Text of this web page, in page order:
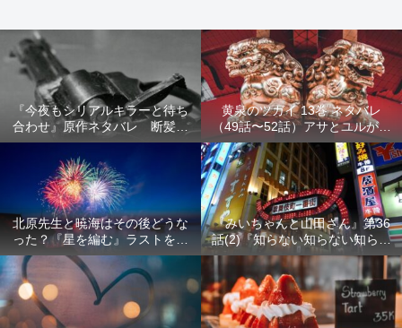
『今夜もシリアルキラーと待ち
合わせ』原作ネタバレ 断髪オ
ブジェ殺人事件 犯人の正体や
結末を解説
黄泉のツガイ 13巻 ネタバレ
（49話〜52話）アサとユルが家
出！西ノ村の真実とヒカルの決
意を解説
北原先生と暁海はその後どうな
った？『星を編む』ラストをネ
タバレ解説
『みいちゃんと山田さん』第36
話(2)『知らない知らない知らな
い』最新話 ネタバレ 犯人確
定 次回最終回